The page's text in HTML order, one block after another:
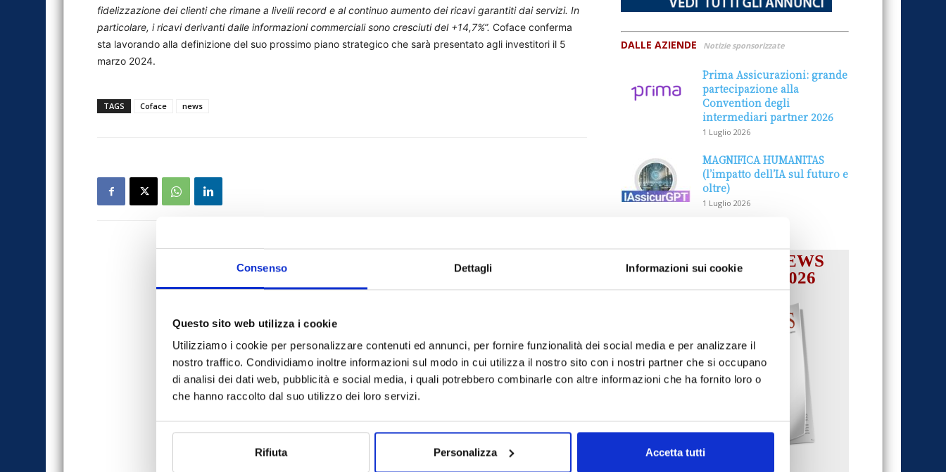
Consenso Dettagli Informazioni sui cookie
Questo sito web utilizza i cookie
Utilizziamo i cookie per personalizzare contenuti ed annunci, per fornire funzionalità dei social media e per analizzare il
nostro traffico. Condividiamo inoltre informazioni sul modo in cui utilizza il nostro sito con i nostri partner che si occupano
di analisi dei dati web, pubblicità e social media, i quali potrebbero combinarle con altre informazioni che ha fornito loro o
che hanno raccolto dal suo utilizzo dei loro servizi.
Rifiuta Personalizza Accetta tutti
fidelizzazione dei clienti che rimane a livelli record e al continuo aumento dei ricavi garantiti dai servizi. In
particolare, i ricavi derivanti dalle informazioni commerciali sono cresciuti del +14,7%”. Coface conferma
sta lavorando alla definizione del suo prossimo piano strategico che sarà presentato agli investitori il 5
marzo 2024.
TAGS Coface news
DALLE AZIENDE Notizie sponsorizzate
Prima Assicurazioni: grande
partecipazione alla
Convention degli
intermediari partner 2026
1 Luglio 2026
MAGNIFICA HUMANITAS
(l’impatto dell’IA sul futuro e
oltre)
1 Luglio 2026
IL MENSILE ASSINEWS
LUGLIO-AGOSTO 2026